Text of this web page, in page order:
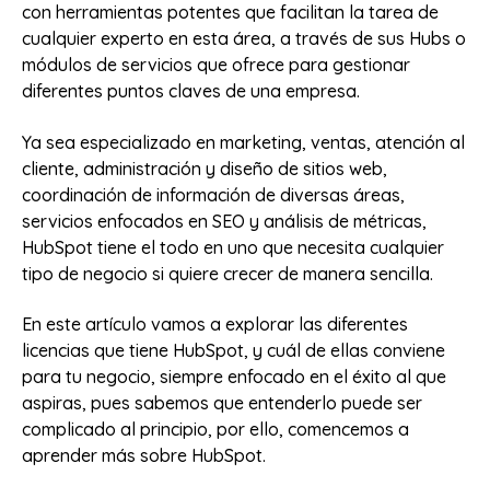
con herramientas potentes que facilitan la tarea de
cualquier experto en esta área, a través de sus Hubs o
módulos de servicios que ofrece para gestionar
diferentes puntos claves de una empresa.
Ya sea especializado en marketing, ventas, atención al
cliente, administración y diseño de sitios web,
coordinación de información de diversas áreas,
servicios enfocados en SEO y análisis de métricas,
HubSpot tiene el todo en uno que necesita cualquier
tipo de negocio si quiere crecer de manera sencilla.
En este artículo vamos a explorar las diferentes
licencias que tiene HubSpot, y cuál de ellas conviene
para tu negocio, siempre enfocado en el éxito al que
aspiras, pues sabemos que entenderlo puede ser
complicado al principio, por ello, comencemos a
aprender más sobre HubSpot.